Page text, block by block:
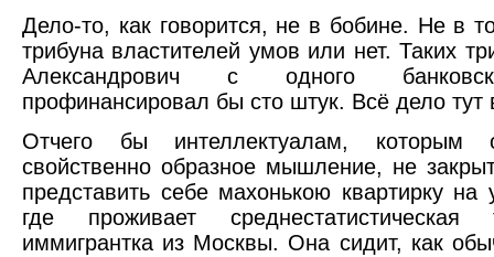
Дело-то, как говорится, не в бобине. Не в
трибуна властителей умов или нет. Таких
Александрович с одного
профинансировал бы сто штук. Всё дело тут
Отчего бы интеллектуалам, которым
свойственно образное мышление, не
представить себе махонькою квартирку
где проживает
иммигрантка из Москвы. Она сидит, как